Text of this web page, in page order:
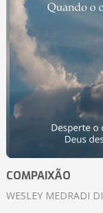
COMPAIXÃO
WESLEY MEDRADI